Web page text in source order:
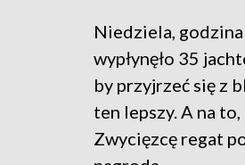
Niedziela,
wypłynęło 35
by przyjrzeć się z
ten lepszy. A na
Zwycięzcę regat